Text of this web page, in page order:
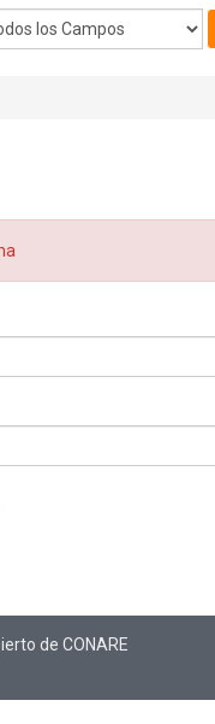
de CONARE